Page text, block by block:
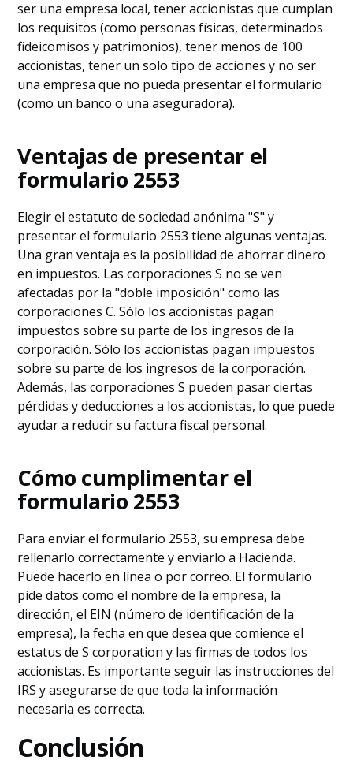
ser una empresa local, tener accionistas que cumplan
los requisitos (como personas físicas, determinados
fideicomisos y patrimonios), tener menos de 100
accionistas, tener un solo tipo de acciones y no ser
una empresa que no pueda presentar el formulario
(como un banco o una aseguradora).
Ventajas de presentar el
formulario 2553
Elegir el estatuto de sociedad anónima "S" y
presentar el formulario 2553 tiene algunas ventajas.
Una gran ventaja es la posibilidad de ahorrar dinero
en impuestos. Las corporaciones S no se ven
afectadas por la "doble imposición" como las
corporaciones C. Sólo los accionistas pagan
impuestos sobre su parte de los ingresos de la
corporación. Sólo los accionistas pagan impuestos
sobre su parte de los ingresos de la corporación.
Además, las corporaciones S pueden pasar ciertas
pérdidas y deducciones a los accionistas, lo que puede
ayudar a reducir su factura fiscal personal.
Cómo cumplimentar el
formulario 2553
Para enviar el formulario 2553, su empresa debe
rellenarlo correctamente y enviarlo a Hacienda.
Puede hacerlo en línea o por correo. El formulario
pide datos como el nombre de la empresa, la
dirección, el EIN (número de identificación de la
empresa), la fecha en que desea que comience el
estatus de S corporation y las firmas de todos los
accionistas. Es importante seguir las instrucciones del
IRS y asegurarse de que toda la información
necesaria es correcta.
Conclusión